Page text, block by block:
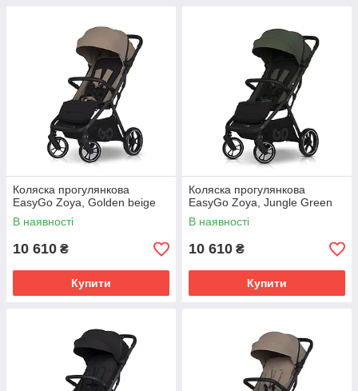
Коляска прогулянкова
EasyGo Zoya, Golden beige
В наявності
10 610 ₴
Купити
Коляска прогулянкова
EasyGo Zoya, Jungle Green
В наявності
10 610 ₴
Купити